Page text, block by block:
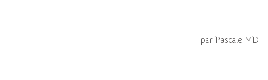
par Pascale MD -